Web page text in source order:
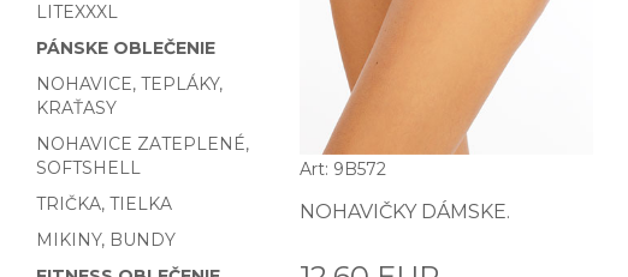
LITEXXXL
PÁNSKE OBLEČENIE
NOHAVICE, TEPLÁKY,
KRAŤASY
NOHAVICE ZATEPLENÉ,
SOFTSHELL
TRIČKA, TIELKA
MIKINY, BUNDY
Art: 9B572
NOHAVIČKY DÁMSKE.